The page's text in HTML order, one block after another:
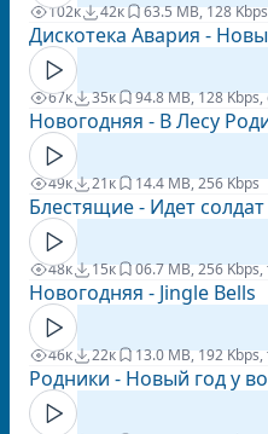
102к 42к 63.5 MB, 128
Дискотека Авария -
67к 35к 94.8 MB, 128 Kbps,
Новогодняя - В Лесу
49к 21к 14.4 MB, 256 Kbps
Блестящие - Идет
48к 15к 06.7 MB, 256 Kbps,
Новогодняя - Jingle Bells
46к 22к 13.0 MB, 192 Kbps,
Родники - Новый год у